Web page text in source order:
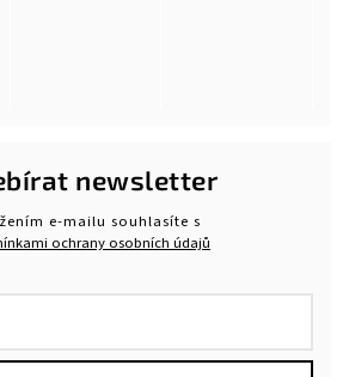
newsletter
e-mailu souhlasíte s
ochrany osobních údajů